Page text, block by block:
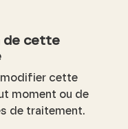
de cette
modifier cette
moment ou de
de traitement.